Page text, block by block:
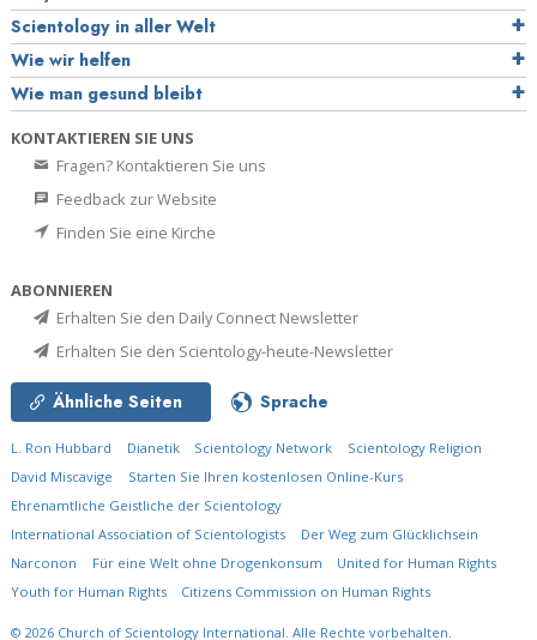
Scientology in aller Welt
Wie wir helfen
Wie man gesund bleibt
KONTAKTIEREN SIE UNS
Fragen? Kontaktieren Sie uns
Feedback zur Website
Finden Sie eine Kirche
ABONNIEREN
Erhalten Sie den Daily Connect Newsletter
Erhalten Sie den Scientology-heute-Newsletter
Ähnliche Seiten Sprache
L. Ron Hubbard Dianetik Scientology Network
Scientology Religion
David Miscavige
Starten Sie Ihren kostenlosen Online-Kurs
Ehrenamtliche Geistliche der Scientology
International Association of Scientologists
Der Weg zum Glücklichsein
Narconon
Für eine Welt ohne Drogenkonsum
United for Human Rights
Youth for Human Rights
Citizens Commission on Human Rights
© 2026 Church of Scientology International. Alle Rechte vorbehalten.